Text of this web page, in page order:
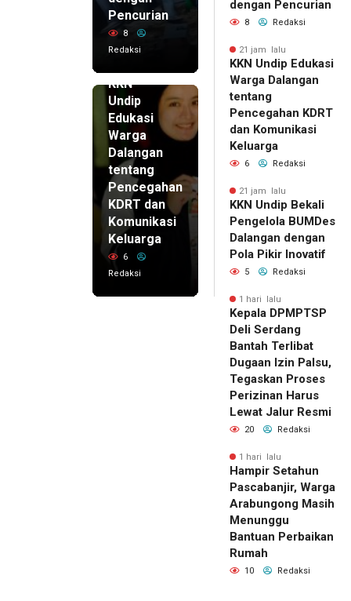
Pencurian
8
Redaksi
KKN
Undip
Edukasi
Warga
Dalangan
tentang
Pencegahan
KDRT dan
Komunikasi
Keluarga
6
Redaksi
dengan Pencurian
8 Redaksi
21 jam lalu
KKN Undip Edukasi
Warga Dalangan
tentang
Pencegahan KDRT
dan Komunikasi
Keluarga
6 Redaksi
21 jam lalu
KKN Undip Bekali
Pengelola BUMDes
Dalangan dengan
Pola Pikir Inovatif
5 Redaksi
1 hari lalu
Kepala DPMPTSP
Deli Serdang
Bantah Terlibat
Dugaan Izin Palsu,
Tegaskan Proses
Perizinan Harus
Lewat Jalur Resmi
20 Redaksi
1 hari lalu
Hampir Setahun
Pascabanjir, Warga
Arabungong Masih
Menunggu
Bantuan Perbaikan
Rumah
10 Redaksi